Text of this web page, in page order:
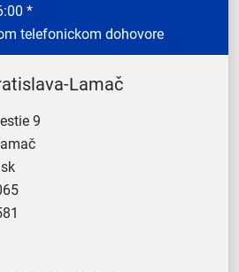
*
telefonickom dohovore
Lamač
9